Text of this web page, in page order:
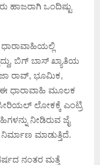
ಹಾಜರಾಗಿ ಒಂದಿಷ್ಟು
ಬಿಗ್ ಬಾಸ್ ಖ್ಯಾತಿಯ
ರಾವ್, ಭೂಮಿಕ,
ಈ ಧಾರಾವಾಹಿ ಮೂಲಕ
ಲೋಕಕ್ಕೆ ಎಂಟ್ರಿ
ನೀಡಿರುವ ಜೈ
ನಿರ್ಮಾಣ ಮಾಡುತ್ತಿದೆ.
ನಂತರ ಮತ್ತೆ